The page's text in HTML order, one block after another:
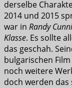
derselbe
2014 und 2015
war in Randy
Klasse. Es sollte
das geschah.
bulgarischen Film
noch weitere
doch werden